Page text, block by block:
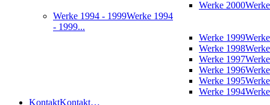
Werke 2000
Werke 1994 - 1999Werke 1994
- 1999...
Werke 1999
Werke 1998
Werke 1997
Werke 1996
Werke 1995
Werke 1994
KontaktKontakt…